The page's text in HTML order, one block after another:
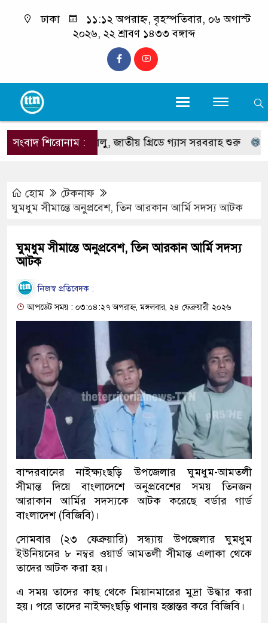
ঢাকা
১১:১২ অপরাহ্ন, বৃহস্পতিবার, ০৬ অগাস্ট
২০২৬, ২২ শ্রাবণ ১৪৩৩ বঙ্গাব্দ
সংবাদ শিরোনাম :
আংশিক চালু, জাতীয় গ্রিডে গ্যাস সরবরাহ শুরু
হোম
টেকনাফ
ঘুমধুম সীমান্তে অনুপ্রবেশ, তিন আরকান আর্মি সদস্য আটক
ঘুমধুম সীমান্তে অনুপ্রবেশ, তিন আরকান আর্মি সদস্য
আটক
নিজস্ব প্রতিবেদক :
আপডেট সময় : ০৩:০৪:২৭ অপরাহ্ন, মঙ্গলবার, ২৪ ফেব্রুয়ারী ২০২৬
বান্দরবানের নাইক্ষ্যংছড়ি উপজেলার ঘুমধুম-আমতলী
সীমান্ত দিয়ে বাংলাদেশে অনুপ্রবেশের সময় তিনজন
আরাকান আর্মির সদস্যকে আটক করেছে বর্ডার গার্ড
বাংলাদেশ (বিজিবি)।
সোমবার (২৩ ফেব্রুয়ারি) সন্ধ্যায় উপজেলার ঘুমধুম
ইউনিয়নের ৮ নম্বর ওয়ার্ড আমতলী সীমান্ত এলাকা থেকে
তাদের আটক করা হয়।
এ সময় তাদের কাছ থেকে মিয়ানমারের মুদ্রা উদ্ধার করা
হয়। পরে তাদের নাইক্ষ্যংছড়ি থানায় হস্তান্তর করে বিজিবি।